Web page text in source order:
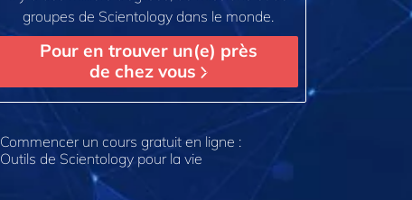
groupes de Scientology dans le monde.
Pour en trouver un(e) près
de chez vous
Commencer un cours gratuit en ligne :
Outils de Scientology pour la vie